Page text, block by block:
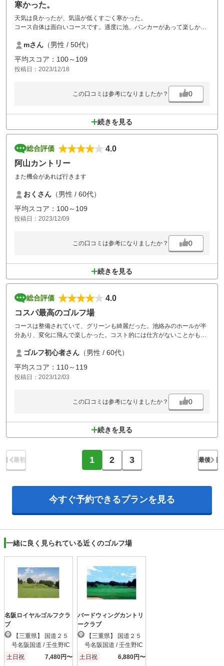
寒かった。
天気は良かったが、気温が低くすごく寒かった。
コース自体は面白いコースです。適度に池、バンカーがあって楽しかっ
mさん （男性 / 50代）
平均スコア：100～109
投稿日：2023/12/18
この口コミは参考になりましたか？ 0
続きを見る
総合評価
4.0
阿山カントリー
また機会があれば行きます
おくさん （男性 / 60代）
平均スコア：100～109
投稿日：2023/12/09
この口コミは参考になりましたか？ 0
続きを見る
総合評価
4.0
コスパ最高のゴルフ場
コースは整備されていて、グリーンも綺麗だった。池絡みのホールが半
分あり、変化に飛んで楽しかった。コスト的には仕方がないことかもし
のが星マイナスひとつです。
練習場の充実度も最高です。
コスパは最高にも関わらず、土曜日利用でしたが各ホールの待ち時間も
我慢の範囲内で、また利用したいと思いました。
ゴルフ初心者さん （男性 / 60代）
平均スコア：110～119
投稿日：2023/12/03
この口コミは参考になりましたか？ 0
続きを見る
最初 1 2 3 最後
今すぐ予約できるプランを見る
一緒に良く見られている近くのゴルフ場
名阪ロイヤルゴルフクラ
ブ
号名阪国道 / 壬生野IC
土日祝
7,480円〜
バードウィングカントリ
ークラブ
号名阪国道 / 壬生野IC
土日祝
6,880円〜